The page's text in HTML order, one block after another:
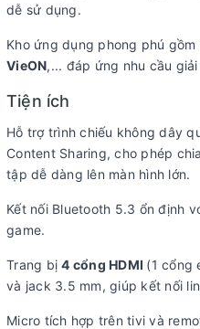
dễ sử dụng.
Kho ứng dụng phong phú gồm
VieON,... đáp ứng nhu cầu
Tiện ích
Hỗ trợ trình chiếu không dây
Content Sharing, cho phép
tập dễ dàng lên màn hình lớn.
Kết nối Bluetooth 5.3 ổn định
game.
Trang bị4 cổng HDMI (1 cổng
và jack 3.5 mm, giúp kết nối
Micro tích hợp trên tivi và